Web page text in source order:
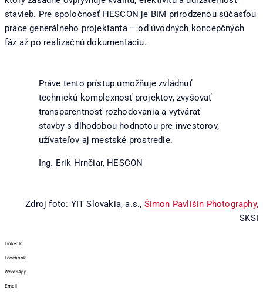
stavieb. Pre spoločnosť HESCON je BIM prirodzenou súčasťou
práce generálneho projektanta – od úvodných koncepčných
fáz až po realizačnú dokumentáciu.
Práve tento prístup umožňuje zvládnuť
technickú komplexnosť projektov, zvyšovať
transparentnosť rozhodovania a vytvárať
stavby s dlhodobou hodnotou pre investorov,
užívateľov aj mestské prostredie.
Ing. Erik Hrnčiar, HESCON
Zdroj foto: YIT Slovakia, a.s., Šimon Pavlišin Photography,
SKSI
LinkedIn
Facebook
WhatsApp
Email